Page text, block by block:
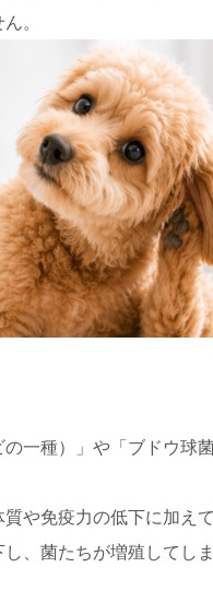
。
一種）」や「ブドウ球
や免疫力の低下に加え
、菌たちが増殖してしま